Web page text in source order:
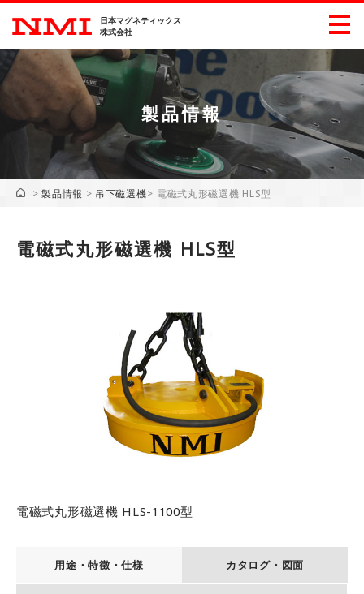
日本マグネティックス
株式会社
製品情報
産業別製品情報
ダウンロード
企業・採用情報
ごあいさつ
主要工業所有権
開発環境
製品情報
>製品情報 > 吊下磁選機> 電磁式丸形磁選機 HLS型
電磁式丸形磁選機 HLS型
電磁式丸形磁選機 HLS-1100型
用途・特徴・仕様 カタログ・図面